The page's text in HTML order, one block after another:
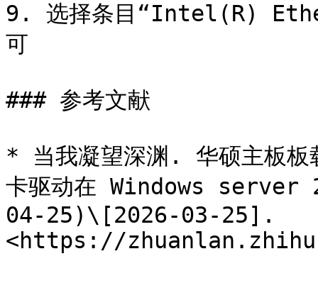
9. 选择条目“Intel(R)
可
### 参考文献
* 当我凝望深渊. 华硕主
卡驱动在 Windows
04-25)\[2026-03-25].
<https://